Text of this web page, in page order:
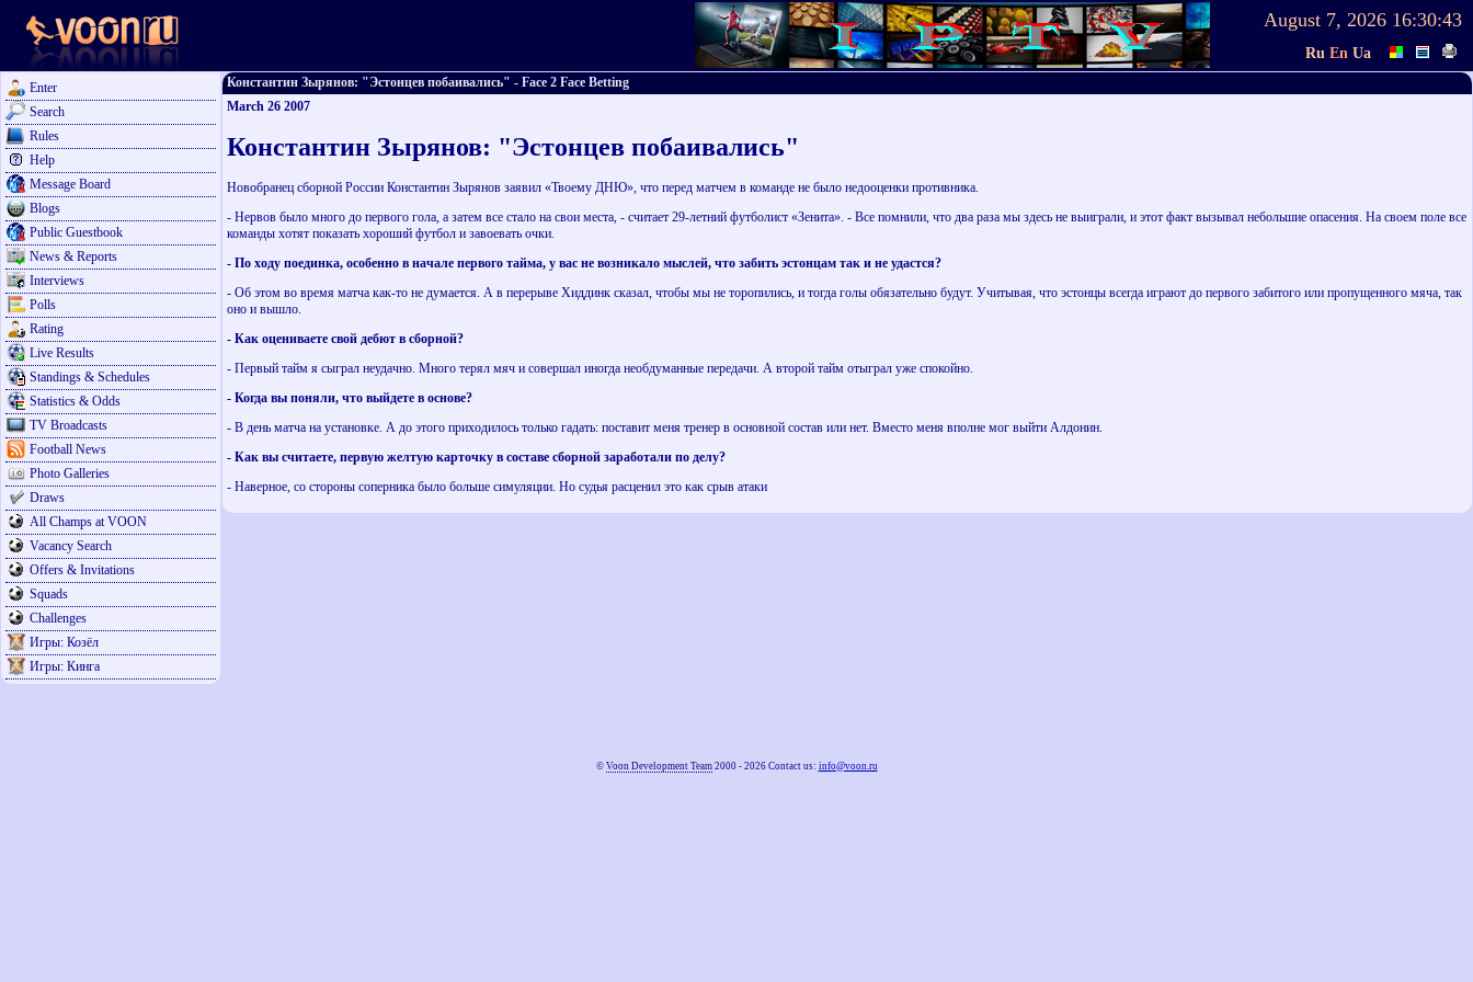
August 7, 2026 16:30:43
Ru En Ua
Enter
Search
Rules
Help
Message Board
Blogs
Public Guestbook
News & Reports
Interviews
Polls
Rating
Live Results
Standings & Schedules
Statistics & Odds
TV Broadcasts
Football News
Photo Galleries
Draws
All Champs at VOON
Vacancy Search
Offers & Invitations
Squads
Challenges
Игры: Козёл
Игры: Кинга
Константин Зырянов: "Эстонцев побаивались" - Face 2 Face Betting
March 26 2007
Константин Зырянов: "Эстонцев побаивались"
Новобранец сборной России Константин Зырянов заявил «Твоему ДНЮ», что перед матчем в команде не было недооценки противника.
- Нервов было много до первого гола, а затем все стало на свои места, - считает 29-летний футболист «Зенита». - Все помнили, что два раза мы здесь не выиграли, и этот факт вызывал небольшие опасения. На своем поле все
команды хотят показать хороший футбол и завоевать очки.
- По ходу поединка, особенно в начале первого тайма, у вас не возникало мыслей, что забить эстонцам так и не удастся?
- Об этом во время матча как-то не думается. А в перерыве Хиддинк сказал, чтобы мы не торопились, и тогда голы обязательно будут. Учитывая, что эстонцы всегда играют до первого забитого или пропущенного мяча, так
оно и вышло.
- Как оцениваете свой дебют в сборной?
- Первый тайм я сыграл неудачно. Много терял мяч и совершал иногда необдуманные передачи. А второй тайм отыграл уже спокойно.
- Когда вы поняли, что выйдете в основе?
- В день матча на установке. А до этого приходилось только гадать: поставит меня тренер в основной состав или нет. Вместо меня вполне мог выйти Алдонин.
- Как вы считаете, первую желтую карточку в составе сборной заработали по делу?
- Наверное, со стороны соперника было больше симуляции. Но судья расценил это как срыв атаки
© Voon Development Team2000 - 2026 Contact us: info@voon.ru